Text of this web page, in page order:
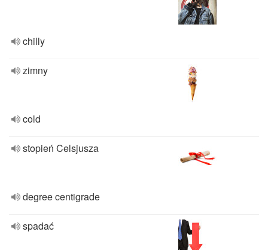
chilly
zimny
cold
stopień Celsjusza
degree centigrade
spadać